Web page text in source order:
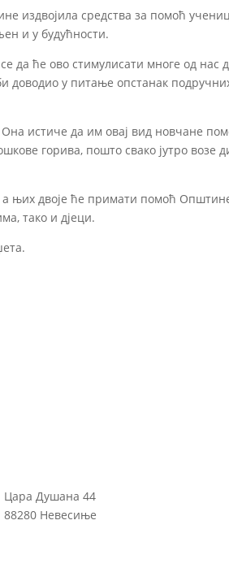
издвојила средства за помоћ
и у будућности.
да ће ово стимулисати многе од нас
доводио у питање опстанак
истиче да им овај вид новчане
горива, пошто свако јутро возе
њих двоје ће примати помоћ
тако и дјеци.
Цара Душана 44
88280 Невесиње